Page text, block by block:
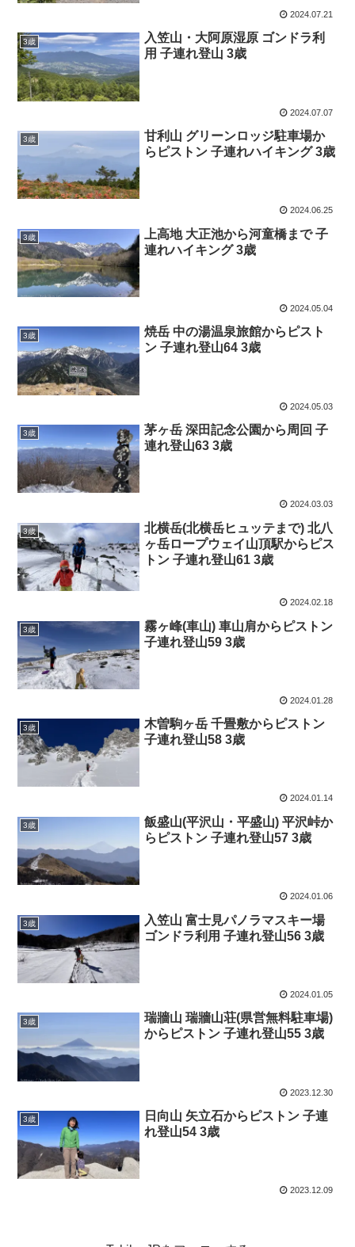
2024.07.21
3歳
入笠山・大阿原湿原 ゴンドラ利
用 子連れ登山 3歳
2024.07.07
3歳
甘利山 グリーンロッジ駐車場か
らピストン 子連れハイキング 3歳
2024.06.25
3歳
上高地 大正池から河童橋まで 子
連れハイキング 3歳
2024.05.04
3歳
焼岳 中の湯温泉旅館からピスト
ン 子連れ登山64 3歳
2024.05.03
3歳
茅ヶ岳 深田記念公園から周回 子
連れ登山63 3歳
2024.03.03
3歳
北横岳(北横岳ヒュッテまで) 北八
ヶ岳ロープウェイ山頂駅からピス
トン 子連れ登山61 3歳
2024.02.18
3歳
霧ヶ峰(車山) 車山肩からピストン
子連れ登山59 3歳
2024.01.28
3歳
木曽駒ヶ岳 千畳敷からピストン
子連れ登山58 3歳
2024.01.14
3歳
飯盛山(平沢山・平盛山) 平沢峠か
らピストン 子連れ登山57 3歳
2024.01.06
3歳
入笠山 富士見パノラマスキー場
ゴンドラ利用 子連れ登山56 3歳
2024.01.05
3歳
瑞牆山 瑞牆山荘(県営無料駐車場)
からピストン 子連れ登山55 3歳
2023.12.30
3歳
日向山 矢立石からピストン 子連
れ登山54 3歳
2023.12.09